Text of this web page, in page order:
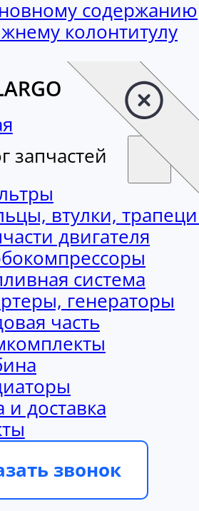
содержанию
колонтитулу
запчастей
втулки,
двигателя
система
генераторы
часть
и доставка
звонок